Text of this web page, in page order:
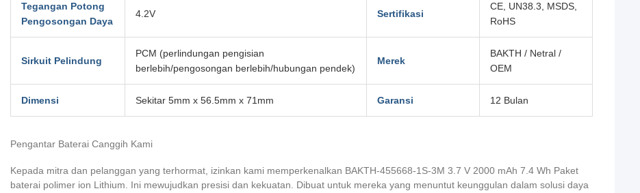
Tegangan Potong
Pengosongan Daya
4.2V Sertifikasi
CE, UN38.3, MSDS,
RoHS
Sirkuit Pelindung
PCM (perlindungan pengisian
berlebih/pengosongan berlebih/hubungan pendek)
Merek
BAKTH / Netral /
OEM
Dimensi Sekitar 5mm x 56.5mm x 71mm Garansi 12 Bulan
Pengantar Baterai Canggih Kami
Kepada mitra dan pelanggan yang terhormat, izinkan kami memperkenalkan BAKTH-455668-1S-3M 3.7 V 2000 mAh 7.4 Wh Paket
baterai polimer ion Lithium. Ini mewujudkan presisi dan kekuatan. Dibuat untuk mereka yang menuntut keunggulan dalam solusi daya